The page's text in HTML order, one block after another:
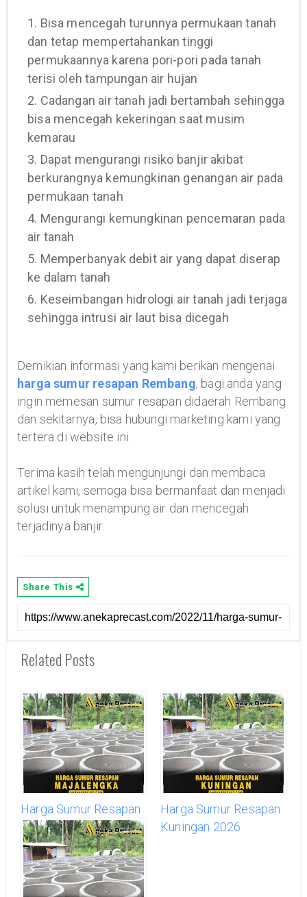
1. Bisa mencegah turunnya permukaan tanah
dan tetap mempertahankan tinggi
permukaannya karena pori-pori pada tanah
terisi oleh tampungan air hujan
2. Cadangan air tanah jadi bertambah sehingga
bisa mencegah kekeringan saat musim
kemarau
3. Dapat mengurangi risiko banjir akibat
berkurangnya kemungkinan genangan air pada
permukaan tanah
4. Mengurangi kemungkinan pencemaran pada
air tanah
5. Memperbanyak debit air yang dapat diserap
ke dalam tanah
6. Keseimbangan hidrologi air tanah jadi terjaga
sehingga intrusi air laut bisa dicegah
Demikian informasi yang kami berikan mengenai
harga sumur resapan Rembang, bagi anda yang
ingin memesan sumur resapan didaerah Rembang
dan sekitarnya, bisa hubungi marketing kami yang
tertera di website ini.
Terima kasih telah mengunjungi dan membaca
artikel kami, semoga bisa bermanfaat dan menjadi
solusi untuk menampung air dan mencegah
terjadinya banjir.
Share This
Related Posts
Harga Sumur Resapan
Majalengka 2026
Harga Sumur Resapan
Kuningan 2026